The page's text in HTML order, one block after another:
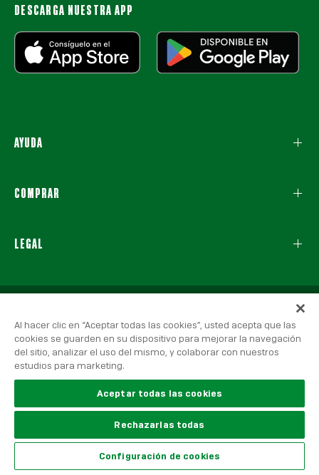
DESCARGA NUESTRA APP
AYUDA
COMPRAR
LEGAL
© 2026 Real Betis Balompié, Todos los derechos reservados.
United States
Al hacer clic en “Aceptar todas las cookies”, usted acepta que las
cookies se guarden en su dispositivo para mejorar la navegación
del sitio, analizar el uso del mismo, y colaborar con nuestros
estudios para marketing.
Aceptar todas las cookies
Rechazarlas todas
Configuración de cookies